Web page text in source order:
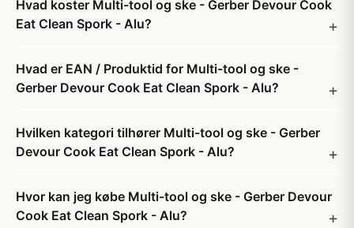
Hvad koster Multi-tool og ske - Gerber Devour Cook
Eat Clean Spork - Alu?
Hvad er EAN / Produktid for Multi-tool og ske -
Gerber Devour Cook Eat Clean Spork - Alu?
Hvilken kategori tilhører Multi-tool og ske - Gerber
Devour Cook Eat Clean Spork - Alu?
Hvor kan jeg købe Multi-tool og ske - Gerber Devour
Cook Eat Clean Spork - Alu?